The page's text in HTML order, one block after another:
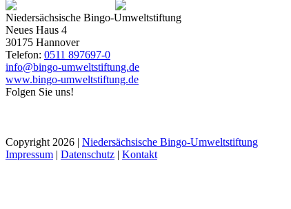
Niedersächsische Bingo-Umweltstiftung
Neues Haus 4
30175 Hannover
Telefon: 0511 897697-0
info@bingo-umweltstiftung.de
www.bingo-umweltstiftung.de
Folgen Sie uns!
Copyright2026 | Niedersächsische Bingo-Umweltstiftung
Impressum | Datenschutz | Kontakt